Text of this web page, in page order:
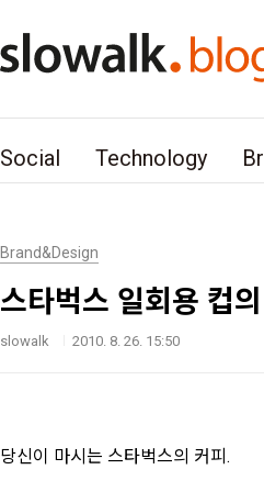
Social Technology
Brand&Design
스타벅스 일회용 컵
slowalk 2010. 8. 26. 15:50
당신이 마시는 스타벅스의 커피.